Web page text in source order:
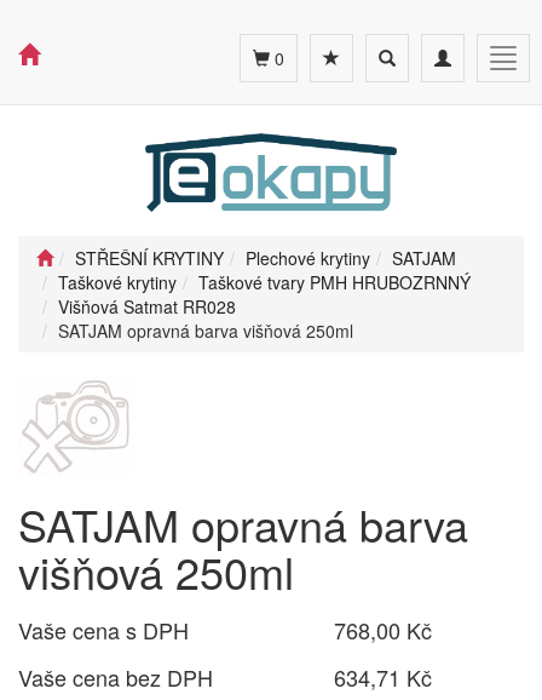
Toggle
navigation
Toggle
search
0
STŘEŠNÍ KRYTINY Plechové krytiny
SATJAM
Taškové krytiny
Taškové tvary PMH HRUBOZRNNÝ
Višňová Satmat RR028
SATJAM opravná barva višňová 250ml
SATJAM opravná barva
višňová 250ml
Vaše cena s DPH
768,00 Kč
Vaše cena bez DPH
634,71 Kč